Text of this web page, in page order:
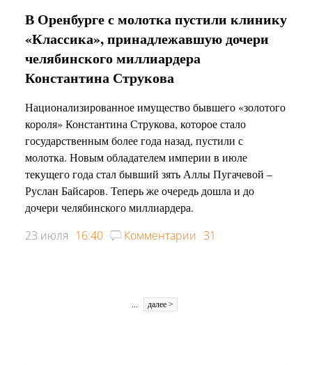
В Оренбурге с молотка пустили клинику
«Классика», принадлежавшую дочери
челябинского миллиардера
Константина Струкова
Национализированное имущество бывшего «золотого
короля» Константина Струкова, которое стало
государственным более года назад, пустили с
молотка. Новым обладателем империи в июле
текущего года стал бывший зять Аллы Пугачевой –
Руслан Байсаров. Теперь же очередь дошла и до
дочери челябинского миллиардера.
23 июля 16:40 Комментарии 31
далее >